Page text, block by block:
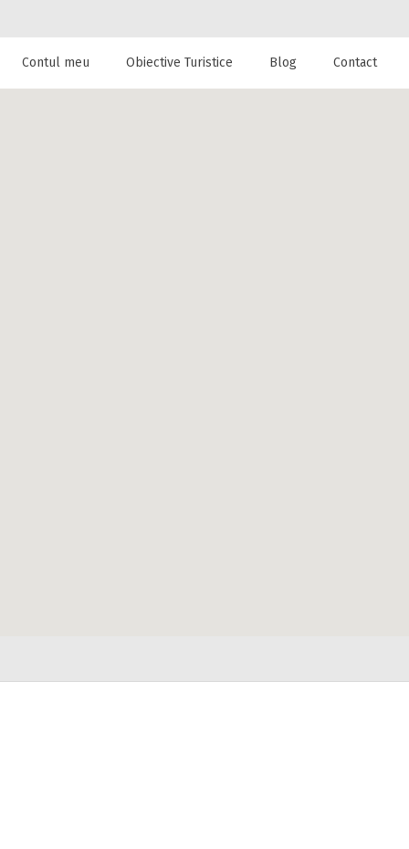
cazare la
Contul meu Obiective Turistice Blog Contact